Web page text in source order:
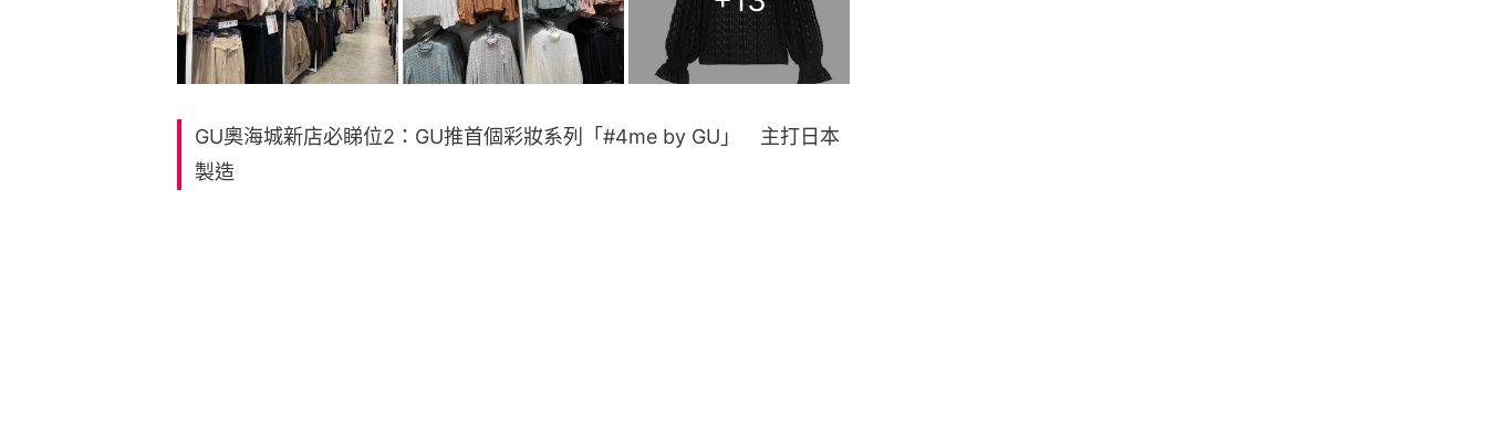
GU奧海城新店必睇位2：GU推首個彩妝系列「#4me by GU」 主打日本
製造